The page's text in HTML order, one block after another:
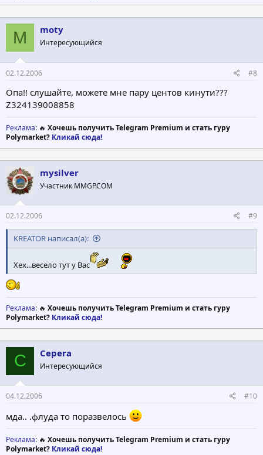
M moty
Интересующийся
02.12.2006 #8
Опа!! слушайте, можете мне пару центов кинути???
Z324139008858
Реклама: 🔥 Хочешь получить Telegram Premium и стать гуру
Polymarket? Кликай сюда!
mysilver
Участник MMGP.COM
02.12.2006 #9
KREATOR написал(а):
Хех...весело тут у Вас
Реклама: 🔥 Хочешь получить Telegram Premium и стать гуру
Polymarket? Кликай сюда!
C Cepera
Интересующийся
04.12.2006 #10
мда.. .флуда то поразвелось
Реклама: 🔥 Хочешь получить Telegram Premium и стать гуру
Polymarket? Кликай сюда!